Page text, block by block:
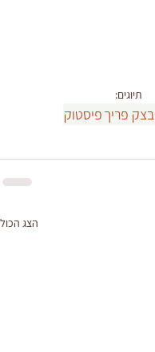
תיוגים:
בצק פריךפיסטוק
הצג הכול